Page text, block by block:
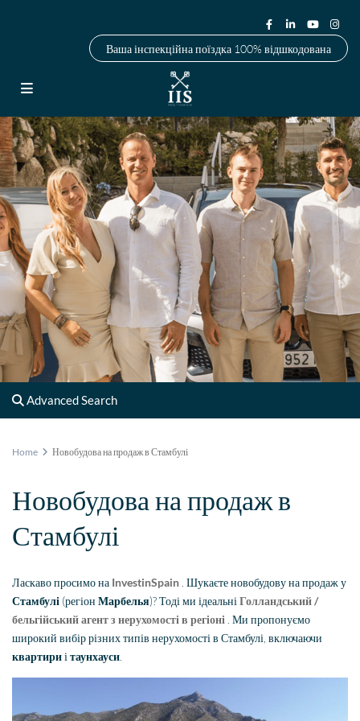
Ваша інспекційна поїздка 100% відшкодована
Advanced Search
Home Новобудова на продаж в Стамбулі
Новобудова на продаж в
Стамбулі
Ласкаво просимо на InvestinSpain . Шукаєте новобудову на продаж у
Стамбулі (регіонМарбелья)? Тоді ми ідеальніГолландський /
бельгійський агент з нерухомості в регіоні . Ми пропонуємо
широкий вибір різних типів нерухомості в Стамбулі, включаючи
квартириі таунхауси